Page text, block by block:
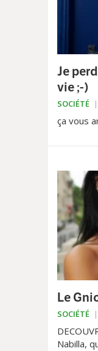
Je
vie ;-)
SOCIÉTÉ
ça vous
Le
SOCIÉTÉ
Nabilla,